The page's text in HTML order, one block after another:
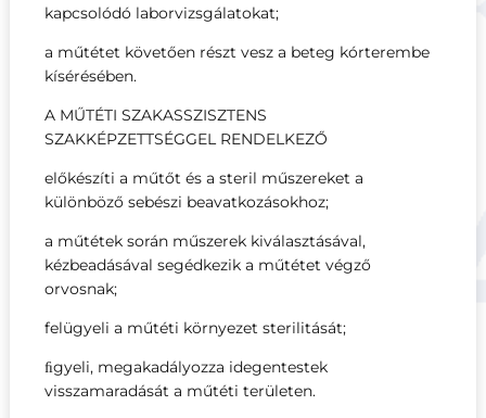
kapcsolódó laborvizsgálatokat;
a műtétet követően részt vesz a beteg kórterembe
kísérésében.
A MŰTÉTI SZAKASSZISZTENS
SZAKKÉPZETTSÉGGEL RENDELKEZŐ
előkészíti a műtőt és a steril műszereket a
különböző sebészi beavatkozásokhoz;
a műtétek során műszerek kiválasztásával,
kézbeadásával segédkezik a műtétet végző
orvosnak;
felügyeli a műtéti környezet sterilitását;
ﬁgyeli, megakadályozza idegentestek
visszamaradását a műtéti területen.